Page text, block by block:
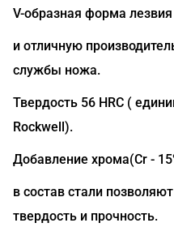
V-образная форма
и отличную
службы ножа.
Твердость 56 HRC (
Rockwell).
Добавление хрома(Сr -
в состав стали
твердость и прочность.